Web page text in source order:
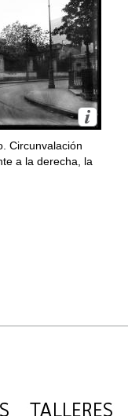
Circunvalación
a la derecha, la